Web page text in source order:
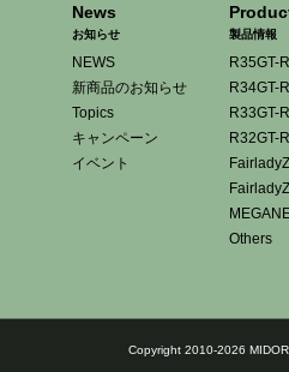
News
お知らせ
NEWS
新商品のお知らせ
Topics
キャンペーン
イベント
製品情報
R35GT-R
R34GT-R
R33GT-R
R32GT-R
Others
Copyright 2010-2026